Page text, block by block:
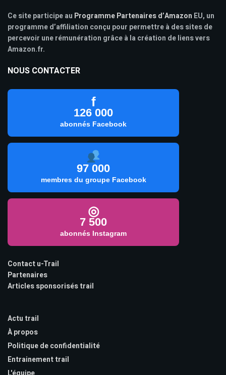
Ce site participe au Programme Partenaires d’Amazon EU, un
programme d’affiliation conçu pour permettre à des sites de
percevoir une rémunération grâce à la création de liens vers
Amazon.fr.
NOUS CONTACTER
f
126 000
abonnés Facebook
97 000
membres du groupe Facebook
◎
7 500
abonnés Instagram
Contact u-Trail
Partenaires
Articles sponsorisés trail
Actu trail
À propos
Politique de confidentialité
Entrainement trail